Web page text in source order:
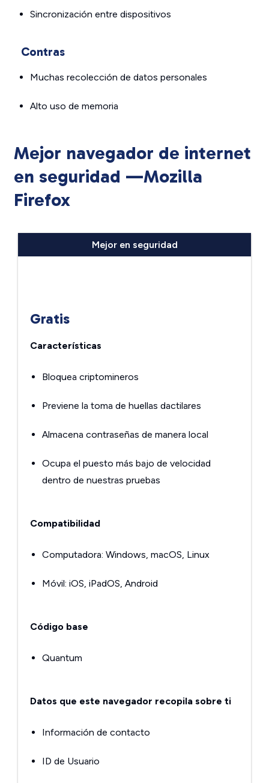
Sincronización entre dispositivos
Contras
Muchas recolección de datos personales
Alto uso de memoria
Mejor navegador de internet
en seguridad —Mozilla
Firefox
Mejor en seguridad
Gratis
Características
Bloquea criptomineros
Previene la toma de huellas dactilares
Almacena contraseñas de manera local
Ocupa el puesto más bajo de velocidad
dentro de nuestras pruebas
Compatibilidad
Computadora: Windows, macOS, Linux
Móvil: iOS, iPadOS, Android
Código base
Quantum
Datos que este navegador recopila sobre ti
Información de contacto
ID de Usuario